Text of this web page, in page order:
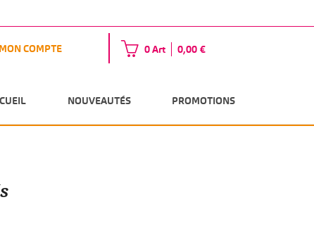
MON COMPTE 0 Art 0,00 €
NOUVEAUTÉS PROMOTIONS